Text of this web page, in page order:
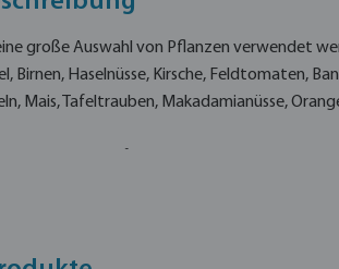
große Auswahl von Pflanzen verwendet
Birnen, Haselnüsse, Kirsche, Feldtomaten,
Mais, Tafeltrauben, Makadamianüsse,
Dripper hilft nicht nur, die Flussrate zu